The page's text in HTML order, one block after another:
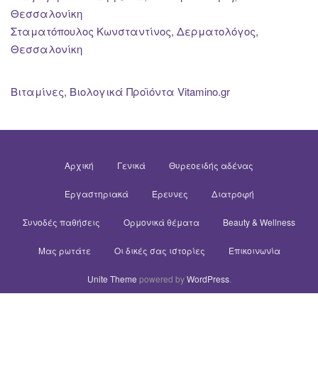
Θεσσαλονίκη
Σταματόπουλος Κωνσταντίνος, Δερματολόγος,
Θεσσαλονίκη
Βιταμίνες, Βιολογικά Προϊόντα Vitamino.gr
Αρχική Γενικά Θυρεοειδής αδένας
Εργαστηριακά Έρευνες Διατροφή
Συνοδές παθήσεις Ορμονικά θέματα Beauty & Wellness
Μας ρωτάτε Οι δικές σας ιστορίες Επικοινωνία
Unite Theme powered byWordPress.